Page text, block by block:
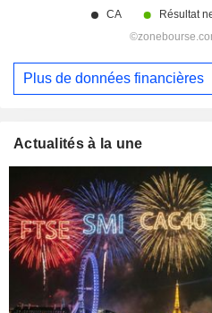
Plus de données financières
Actualités à la une